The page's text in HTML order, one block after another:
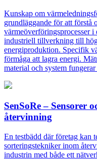
Kunskap om
grundläggande för att förstå
värmeöverföringsprocesser
industriell tillverkning till
energiproduktion. Specifik
förmåga att lagra energi.
material och system
SenSoRe – Sensorer
återvinning
En testbädd där företag kan
sorteringstekniker inom
industrin med både ett